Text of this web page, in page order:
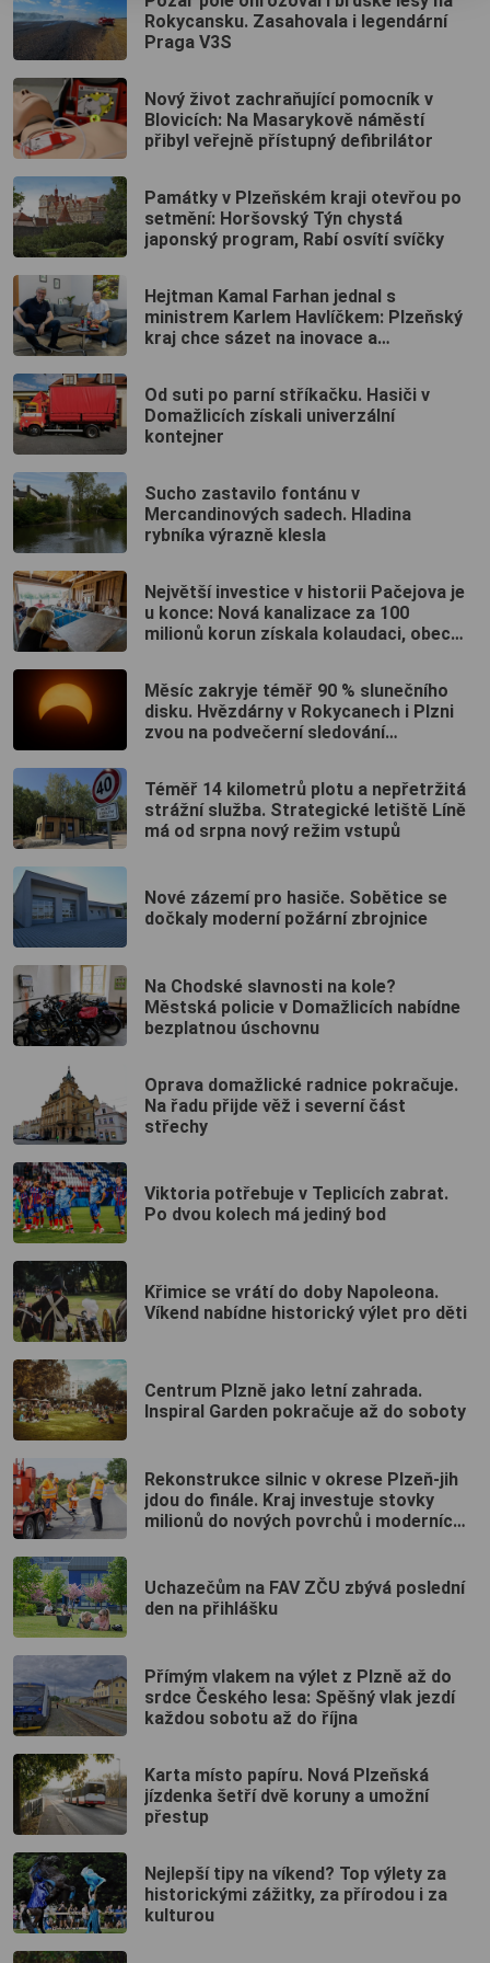
Rokycansku. Zasahovala i legendární
Praga V3S
Nový život zachraňující pomocník v
Blovicích: Na Masarykově náměstí
přibyl veřejně přístupný defibrilátor
Památky v Plzeňském kraji otevřou po
setmění: Horšovský Týn chystá
japonský program, Rabí osvítí svíčky
Hejtman Kamal Farhan jednal s
ministrem Karlem Havlíčkem: Plzeňský
kraj chce sázet na inovace a
Od suti po parní stříkačku. Hasiči v
Domažlicích získali univerzální
kontejner
Sucho zastavilo fontánu v
Mercandinových sadech. Hladina
rybníka výrazně klesla
Největší investice v historii Pačejova je
u konce: Nová kanalizace za 100
milionů korun získala kolaudaci, obec
Měsíc zakryje téměř 90 % slunečního
disku. Hvězdárny v Rokycanech i Plzni
zvou na podvečerní sledování
Téměř 14 kilometrů plotu a nepřetržitá
strážní služba. Strategické letiště Líně
má od srpna nový režim vstupů
Nové zázemí pro hasiče. Sobětice se
dočkaly moderní požární zbrojnice
Na Chodské slavnosti na kole?
Městská policie v Domažlicích nabídne
bezplatnou úschovnu
Oprava domažlické radnice pokračuje.
Na řadu přijde věž i severní část
střechy
Viktoria potřebuje v Teplicích zabrat.
Po dvou kolech má jediný bod
Křimice se vrátí do doby Napoleona.
Víkend nabídne historický výlet pro děti
Centrum Plzně jako letní zahrada.
Inspiral Garden pokračuje až do soboty
Rekonstrukce silnic v okrese Plzeň-jih
jdou do finále. Kraj investuje stovky
milionů do nových povrchů i moderních
Uchazečům na FAV ZČU zbývá poslední
den na přihlášku
Přímým vlakem na výlet z Plzně až do
srdce Českého lesa: Spěšný vlak jezdí
každou sobotu až do října
Karta místo papíru. Nová Plzeňská
jízdenka šetří dvě koruny a umožní
přestup
Nejlepší tipy na víkend? Top výlety za
historickými zážitky, za přírodou i za
kulturou